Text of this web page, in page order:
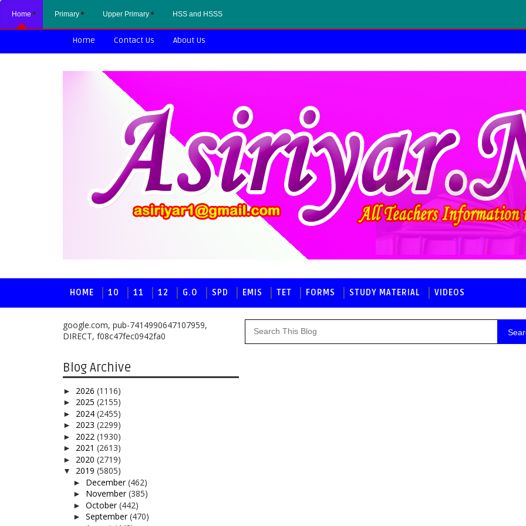
Home Primary Upper Primary HSS and HSSS
Home Contact Us About Us
HOME 10 11 12 G.O SPD EMIS TET FORMS STUDY MATERIAL VIDEOS
google.com, pub-7414990647107959,
DIRECT, f08c47fec0942fa0
Blog Archive
► 2026 (1116)
► 2025 (2155)
► 2024 (2455)
► 2023 (2299)
► 2022 (1930)
► 2021 (2613)
► 2020 (2719)
▼ 2019 (5805)
► December(462)
► November(385)
► October(442)
► September(470)